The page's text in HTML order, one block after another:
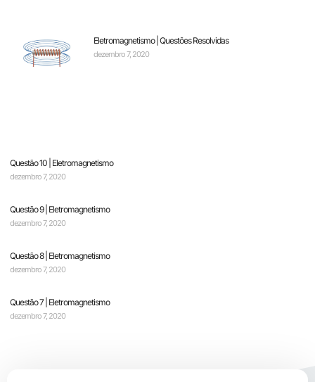
Eletromagnetismo | Questões Resolvidas
dezembro 7, 2020
Questão 10 | Eletromagnetismo
dezembro 7, 2020
Questão 9 | Eletromagnetismo
dezembro 7, 2020
Questão 8 | Eletromagnetismo
dezembro 7, 2020
Questão 7 | Eletromagnetismo
dezembro 7, 2020